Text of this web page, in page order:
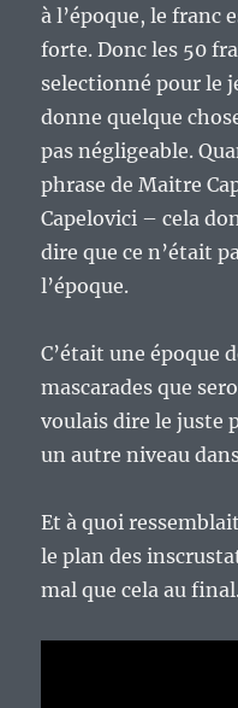
à l’époque, le franc
forte. Donc les 50
selectionné pour le
donne quelque
pas négligeable.
phrase de Maitre
Capelovici – cela
dire que ce n’était
l’époque.
C’était une époque
mascarades que
voulais dire le juste
un autre niveau
Et à quoi
le plan des
mal que cela au final.